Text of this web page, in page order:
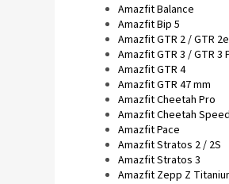
Amazfit Balance
Amazfit Bip 5
Amazfit GTR 2 / GTR 2e
Amazfit GTR 3 / GTR 3
Amazfit GTR 4
Amazfit GTR 47 mm
Amazfit Cheetah Pro
Amazfit Cheetah
Amazfit Pace
Amazfit Stratos 2 / 2S
Amazfit Stratos 3
Amazfit Zepp Z